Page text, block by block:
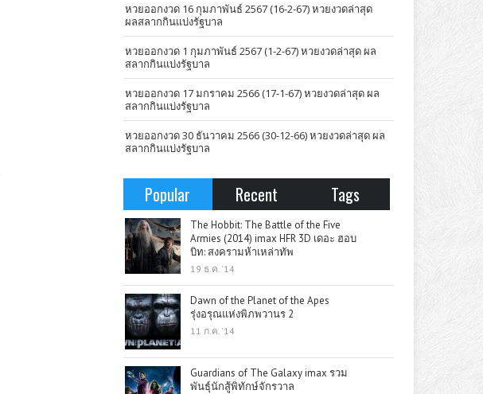
หวยออกงวด 16 กุมภาพันธ์ 2567 (16-2-67) หวยงวดล่าสุด
ผลสลากกินแบ่งรัฐบาล
หวยออกงวด 1 กุมภาพันธ์ 2567 (1-2-67) หวยงวดล่าสุด ผล
สลากกินแบ่งรัฐบาล
หวยออกงวด 17 มกราคม 2566 (17-1-67) หวยงวดล่าสุด ผล
สลากกินแบ่งรัฐบาล
หวยออกงวด 30 ธันวาคม 2566 (30-12-66) หวยงวดล่าสุด ผล
สลากกินแบ่งรัฐบาล
Popular Recent Tags
The Hobbit: The Battle of the Five
Armies (2014) imax HFR 3D เดอะ ฮอบ
บิท: สงครามห้าเหล่าทัพ
19 ธ.ค. '14
Dawn of the Planet of the Apes
รุ่งอรุณแห่งพิภพวานร 2
11 ก.ค. '14
Guardians of The Galaxy imax รวม
พันธุ์นักสู้พิทักษ์จักรวาล